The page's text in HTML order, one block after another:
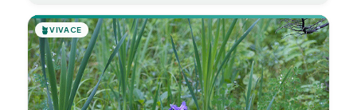
🪴VIVACE